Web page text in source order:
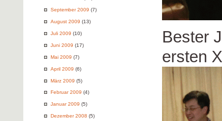
September 2009 (7)
August 2009 (13)
Juli 2009 (10)
Juni 2009 (17)
Mai 2009 (7)
April 2009 (6)
März 2009 (5)
Februar 2009 (4)
Januar 2009 (5)
Dezember 2008 (5)
Bester
ersten